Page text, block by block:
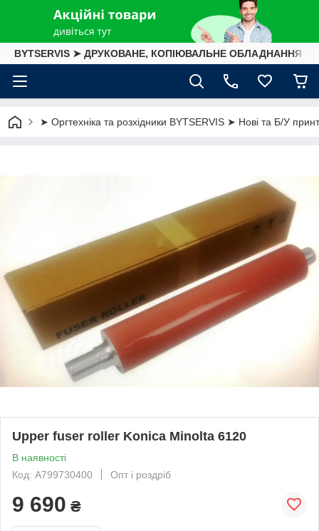
BYTSERVIS ➤ ДРУКОВАНЕ, КОПІЮВАЛЬНЕ ОБЛАДНАННЯ
➤ Оргтехніка та розхідники BYTSERVIS ➤ Нові та Б/У
Upper fuser roller Konica Minolta 6120
В наявності
Код: A799730400
Опт і роздріб
9 690 ₴